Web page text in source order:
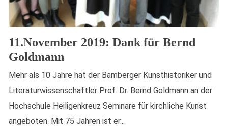
11.November 2019: Dank für Bernd
Goldmann
Mehr als 10 Jahre hat der Bamberger Kunsthistoriker und
Literaturwissenschaftler Prof. Dr. Bernd Goldmann an der
Hochschule Heiligenkreuz Seminare für kirchliche Kunst
angeboten. Mit 75 Jahren ist er...